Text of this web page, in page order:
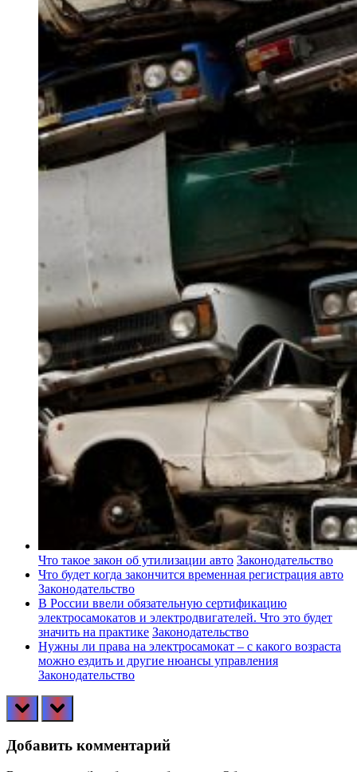
Что такое закон об утилизации авто Законодательство
Что будет когда закончится временная регистрация авто
Законодательство
В России ввели обязательную сертификацию
электросамокатов и электродвигателей. Что это будет
значить на практике Законодательство
Нужны ли права на электросамокат – с какого возраста
можно ездить и другие нюансы управления
Законодательство
prev next
Добавить комментарий